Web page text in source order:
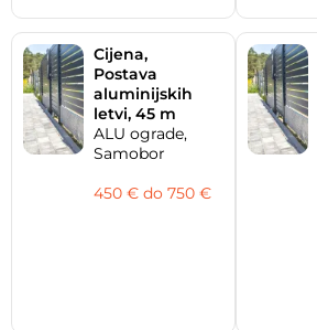
Cijena,
Postava
aluminijskih
letvi, 45 m
ALU ograde,
Samobor
450 € do 750 €